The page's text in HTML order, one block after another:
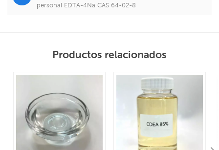
personal EDTA-4Na CAS 64-02-8
Productos relacionados